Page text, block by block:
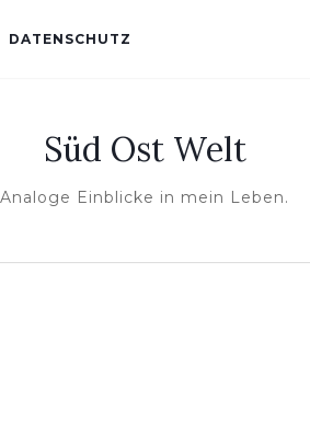
DATENSCHUTZ
Süd Ost Welt
Analoge Einblicke in mein Leben.